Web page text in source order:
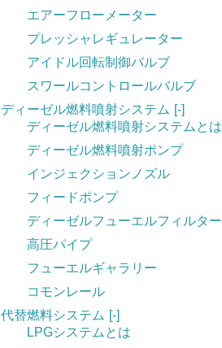
エアーフローメーター
プレッシャレギュレーター
アイドル回転制御バルブ
スワールコントロールバルブ
ディーゼル燃料噴射システム [-]
ディーゼル燃料噴射システムとは
ディーゼル燃料噴射ポンプ
インジェクションノズル
フィードポンプ
ディーゼルフューエルフィルター
高圧パイプ
フューエルギャラリー
コモンレール
代替燃料システム [-]
LPGシステムとは